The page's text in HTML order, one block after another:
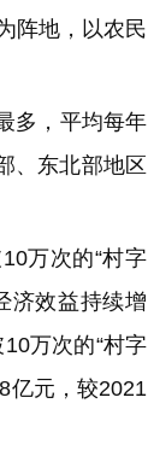
阵地，以农民
多，平均每年
、东北部地区
万次的“村字
济效益持续增
万次的“村字
亿元，较2021